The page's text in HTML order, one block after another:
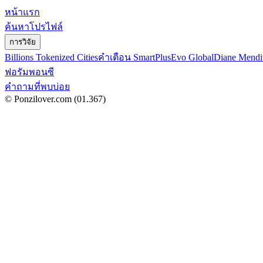
หน้าแรก
ค้นหาโปรไฟล์
การวิจัย
Billions Tokenized Citiesคำเตือน SmartPlusEvo GlobalDiane
ฟอรัมพอนซี
คำถามที่พบบ่อย
© Ponzilover.com (01.367)